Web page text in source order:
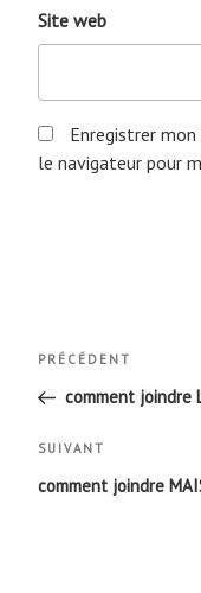
Site web
Enregistrer
le navigateur pour
de
l’article
Article
précédent
PRÉCÉDENT
comment joindre
Article
suivant
SUIVANT
comment joindre